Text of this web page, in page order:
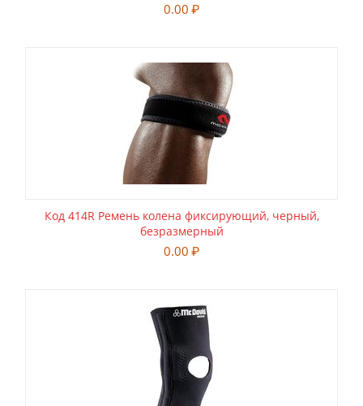
0.00 ₽
Код 414R Ремень колена фиксирующий, черный,
безразмерный
0.00 ₽